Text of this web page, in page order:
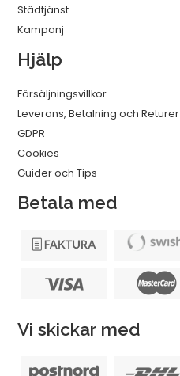
Städtjänst
Kampanj
Hjälp
Försäljningsvillkor
Leverans, Betalning och Returer
GDPR
Cookies
Guider och Tips
Betala med
Vi skickar med